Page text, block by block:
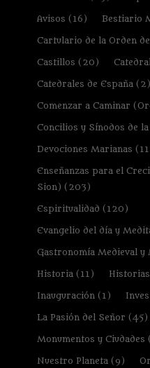
Avisos (16) Bestiario
Cartulario de la Orden
Castillos (20)
Catedrales de España (2)
Comenzar a Caminar
Concilios y Sínodos de
Devociones Marianas
Enseñanzas para el
Sion) (203)
Espiritualidad (120)
Evangelio del día y
Gastronomía Medieval y
Historia (11)
Inauguración (1)
La Pasión del Señor (45)
Monumentos y Ciudades
Nuestro Planeta (9)